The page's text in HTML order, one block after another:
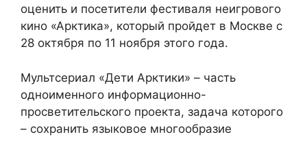
оценить и посетители фестиваля неигрового
кино «Арктика», который пройдет в Москве с
28 октября по 11 ноября этого года.
Мультсериал «Дети Арктики» – часть
одноименного информационно-
просветительского проекта, задача которого
– сохранить языковое многообразие